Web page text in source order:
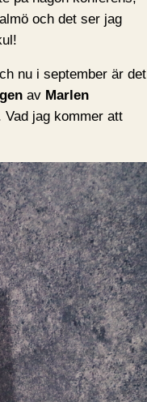
och det ser jag
nu i september är det
av Marlen
jag kommer att